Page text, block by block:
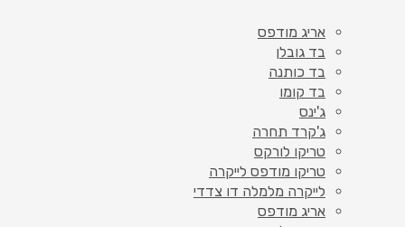
אריג מודפס
בד גובלן
בד כותנה
בד קומו
ג'ינס
ג'קרד תחרה
טריקו לורקס
טריקו מודפס לייקרה
לייקרה מלמלה דו צדדי
אריג מודפס